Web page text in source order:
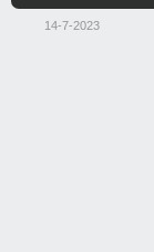
14-7-2023